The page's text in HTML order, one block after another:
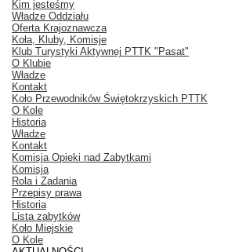
Kim jesteśmy
Władze Oddziału
Oferta Krajoznawcza
Koła, Kluby, Komisje
Klub Turystyki Aktywnej PTTK "Pasat"
O Klubie
Władze
Kontakt
Koło Przewodników Świętokrzyskich PTTK
O Kole
Historia
Władze
Kontakt
Komisja Opieki nad Zabytkami
Komisja
Rola i Zadania
Przepisy prawa
Historia
Lista zabytków
Koło Miejskie
O Kole